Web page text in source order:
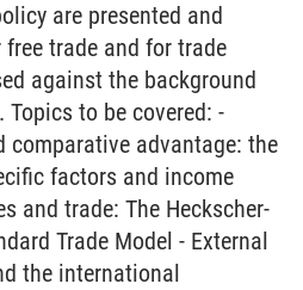
are presented and
trade and for trade
against the background
to be covered: -
comparative advantage: the
factors and income
and trade: The Heckscher-
Trade Model - External
the international